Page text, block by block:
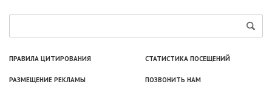
ПРАВИЛА ЦИТИРОВАНИЯ СТАТИСТИКА ПОСЕЩЕНИЙ
РАЗМЕЩЕНИЕ РЕКЛАМЫ ПОЗВОНИТЬ НАМ